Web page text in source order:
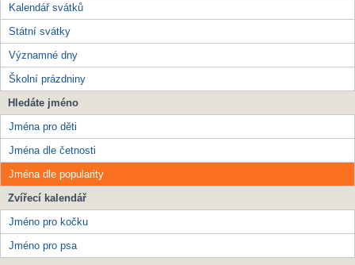
Kalendář svátků
Státní svátky
Významné dny
Školní prázdniny
Hledáte jméno
Jména pro děti
Jména dle četnosti
Jména dle popularity
Zvířecí kalendář
Jméno pro kočku
Jméno pro psa